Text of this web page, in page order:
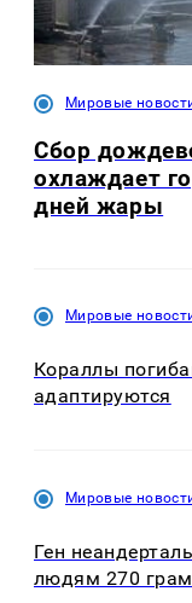
Мировые
Сбор
охлаждает
дней жары
Мировые
Кораллы
адаптируются
Мировые
Ген
людям 270